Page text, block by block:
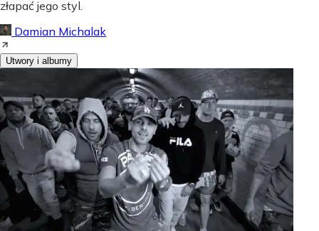
złapać jego styl.
Damian Michalak
Utwory i albumy